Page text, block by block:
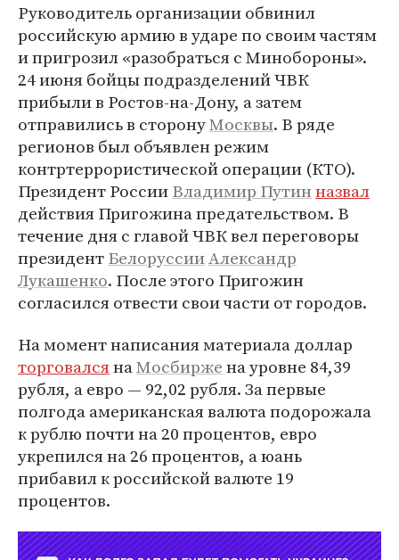
Руководитель организации обвинил
российскую армию в ударе по своим частям
и пригрозил «разобраться с Минобороны».
24 июня бойцы подразделений ЧВК
прибыли в Ростов-на-Дону, а затем
отправились в сторонуМосквы. В ряде
регионов был объявлен режим
контртеррористической операции (КТО).
Президент РоссииВладимир Путинназвал
действия Пригожина предательством. В
течение дня с главой ЧВК вел переговоры
президентБелоруссииАлександр
Лукашенко. После этого Пригожин
согласился отвести свои части от городов.
На момент написания материала доллар
торговалсянаМосбиржена уровне 84,39
рубля, а евро — 92,02 рубля. За первые
полгода американская валюта подорожала
к рублю почти на 20 процентов, евро
укрепился на 26 процентов, а юань
прибавил к российской валюте 19
процентов.